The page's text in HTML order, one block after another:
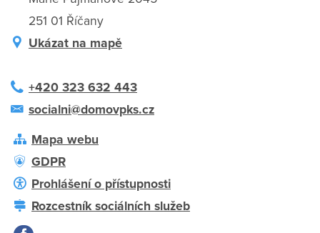
251 01 Říčany
Ukázat na mapě
+420 323 632 443
socialni@domovpks.cz
Mapa webu
GDPR
Prohlášení o přístupnosti
Rozcestník sociálních služeb